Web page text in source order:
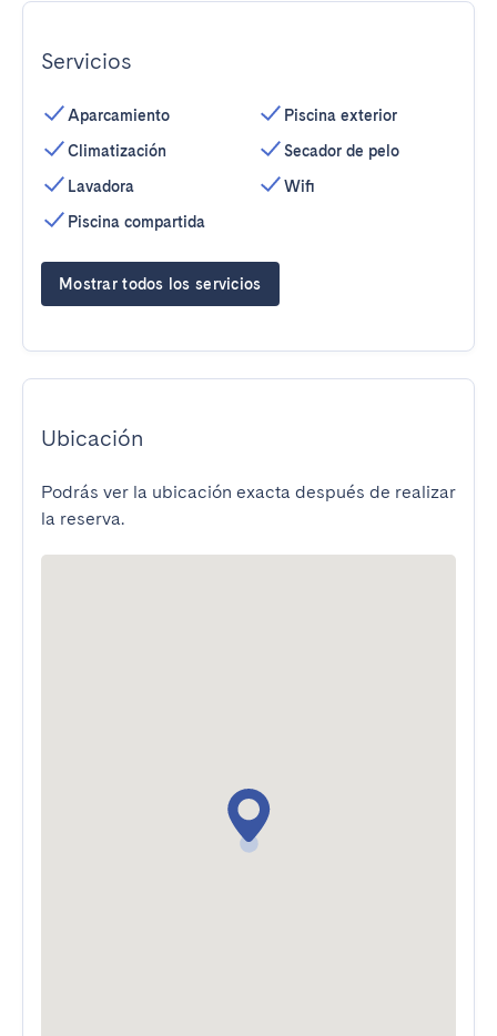
Servicios
Aparcamiento
Climatización
Lavadora
Piscina compartida
Piscina exterior
Secador de pelo
Wifi
Mostrar todos los servicios
Ubicación
Podrás ver la ubicación exacta después de realizar
la reserva.